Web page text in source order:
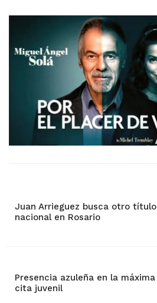
Juan Arrieguez busca otro título
nacional en Rosario
Presencia azuleña en la máxima
cita juvenil